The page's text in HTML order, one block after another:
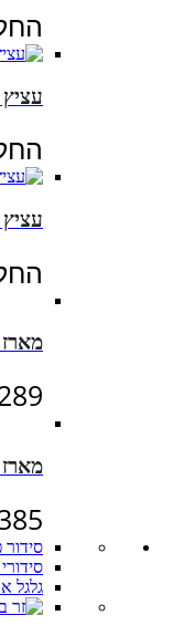
עציץ
מארז
מארז
גלגל